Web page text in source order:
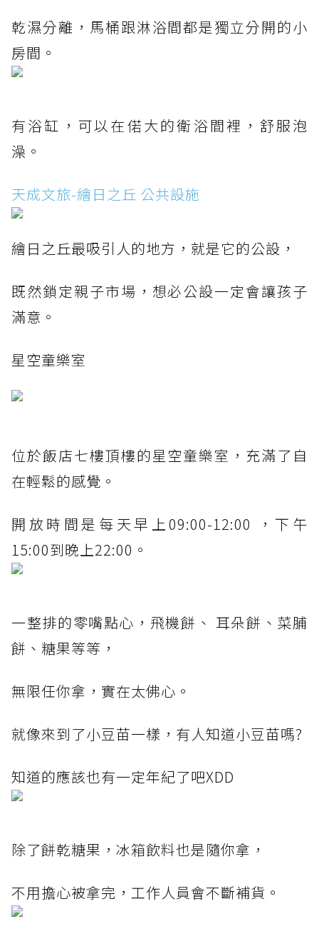
乾濕分離，馬桶跟淋浴間都是獨立分開的小
房間。
有浴缸，可以在偌大的衛浴間裡，舒服泡
澡。
天成文旅-繪日之丘 公共設施
繪日之丘最吸引人的地方，就是它的公設，
既然鎖定親子市場，想必公設一定會讓孩子
滿意。
星空童樂室
位於飯店七樓頂樓的星空童樂室，充滿了自
在輕鬆的感覺。
開放時間是每天早上09:00-12:00 ，下午
15:00到晚上22:00。
一整排的零嘴點心，飛機餅、 耳朵餅、菜脯
餅、糖果等等，
無限任你拿，實在太佛心。
就像來到了小豆苗一樣，有人知道小豆苗嗎?
知道的應該也有一定年紀了吧XDD
除了餅乾糖果，冰箱飲料也是隨你拿，
不用擔心被拿完，工作人員會不斷補貨。